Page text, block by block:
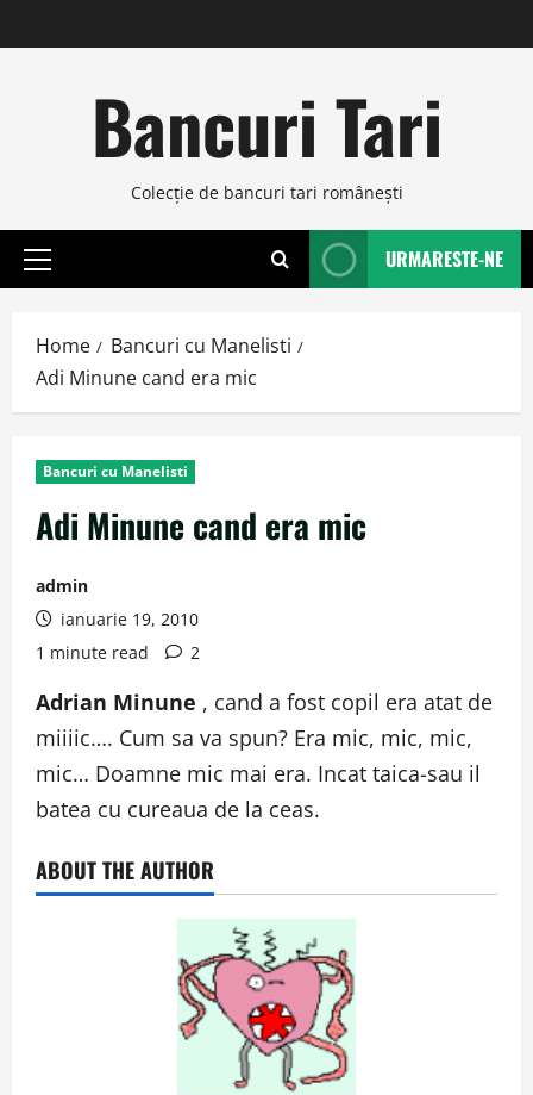
to
Bancuri Tari
Colecţie de bancuri tari româneşti
Primary
URMARESTE-NE
Home
Bancuri cu Manelisti
Adi Minune cand era mic
Bancuri cu Manelisti
Adi Minune cand era mic
admin
ianuarie 19, 2010
1 minute read
2
Adrian Minune , cand a fost copil era atat de
miiiic…. Cum sa va spun? Era mic, mic, mic,
mic… Doamne mic mai era. Incat taica-sau il
batea cu cureaua de la ceas.
ABOUT THE AUTHOR